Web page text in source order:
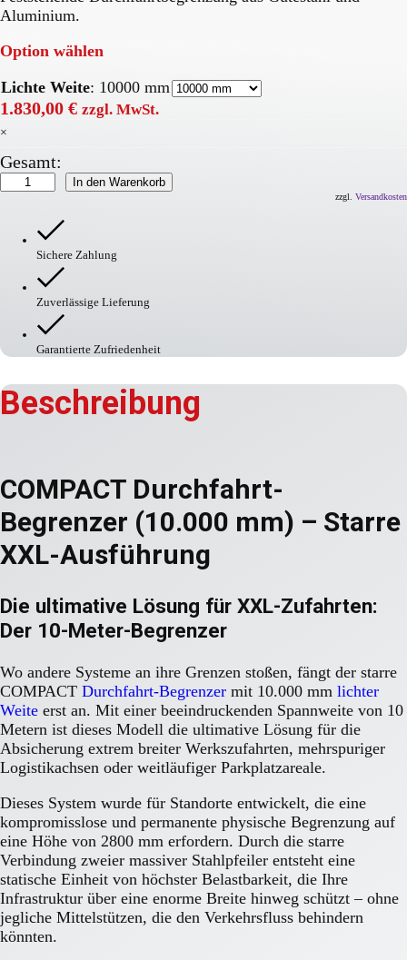
Aluminium.
Option wählen
Lichte Weite: 10000 mm
1.830,00 € zzgl. MwSt.
×
Gesamt:
COMPACT
Durchfahrtbegrenzer
In den Warenkorb
zzgl. Versandkosten
Sichere Zahlung
Zuverlässige Lieferung
Garantierte Zufriedenheit
Beschreibung
COMPACT Durchfahrt-
Begrenzer (10.000 mm) – Starre
XXL-Ausführung
Die ultimative Lösung für XXL-Zufahrten:
Der 10-Meter-Begrenzer
Wo andere Systeme an ihre Grenzen stoßen, fängt der starre
COMPACT Durchfahrt-Begrenzer mit 10.000 mm lichter
Weite erst an. Mit einer beeindruckenden Spannweite von 10
Metern ist dieses Modell die ultimative Lösung für die
Absicherung extrem breiter Werkszufahrten, mehrspuriger
Logistikachsen oder weitläufiger Parkplatzareale.
Dieses System wurde für Standorte entwickelt, die eine
kompromisslose und permanente physische Begrenzung auf
eine Höhe von 2800 mm erfordern. Durch die starre
Verbindung zweier massiver Stahlpfeiler entsteht eine
statische Einheit von höchster Belastbarkeit, die Ihre
Infrastruktur über eine enorme Breite hinweg schützt – ohne
jegliche Mittelstützen, die den Verkehrsfluss behindern
könnten.